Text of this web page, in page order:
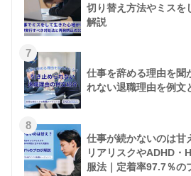
切り替え方法やミスを
解説
7
仕事を辞める理由を聞
れない退職理由を例文
8
仕事が続かないのは甘
リアリスクやADHD・
服法｜定着率97.7％の